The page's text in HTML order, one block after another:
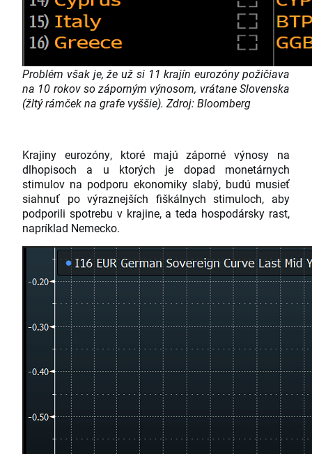
Problém však je, že už si 11 krajín eurozóny požičiava
na 10 rokov so záporným výnosom, vrátane Slovenska
(žltý rámček na grafe vyššie). Zdroj: Bloomberg
Krajiny eurozóny, ktoré majú záporné výnosy na
dlhopisoch a u ktorých je dopad monetárnych
stimulov na podporu ekonomiky slabý, budú musieť
siahnuť po výraznejších fiškálnych stimuloch, aby
podporili spotrebu v krajine, a teda hospodársky rast,
napríklad Nemecko.